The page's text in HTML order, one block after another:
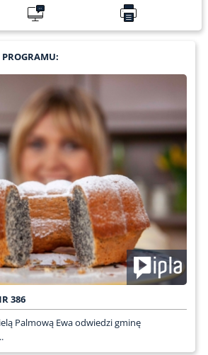
PROGRAMU:
386
Palmową Ewa odwiedzi gminę